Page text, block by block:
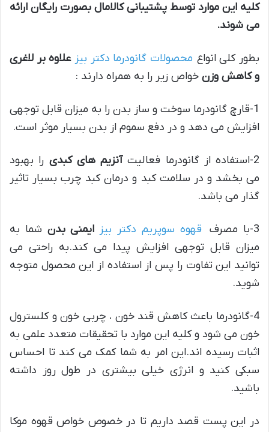
کلیه این موارد توسط پشتیبانی کالامال بصورت رایگان ارائه
می شوند.
بطور کلی انواع محصولات گانودرما دکتر بیز علاوه بر لاغری
و کاهش وزن خواص زیر را به همراه دارند :
1-قارچ گانودرما سوخت و ساز بدن را به میزان قابل توجهی
افزایش می دهد و در دفع سموم از بدن بسیار موثر است.
2-استفاده از گانودرما فعالیت آنزیم های کبدی را بهبود
می بخشد و در سلامت کبد و درمان کبد چرب بسیار تاثیر
گذار می باشد.
3-با مصرف قهوه سوپریم دکتر بیز ایمنی بدن شما به
میزان قابل توجهی افزایش پیدا می کند.به راحتی می
توانید این تفاوت را پس از استفاده از این محصول متوجه
شوید.
4-گانودرما باعث کاهش قند خون ، چربی خون و کلسترول
خون می شود و کلیه این موارد با تحقیقات متعدد علمی به
اثبات رسیده اند.این امر به شما کمک می کند تا احساس
سبکی کنید و انرژی خیلی بیشتری در طول روز داشته
باشید.
در این پست قصد داریم تا در خصوص خواص قهوه موکا